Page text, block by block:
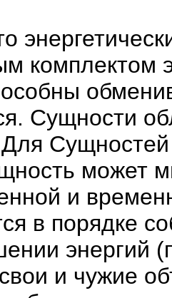
комплектом
Сущности
может
и
в порядке
энергий
и чужие